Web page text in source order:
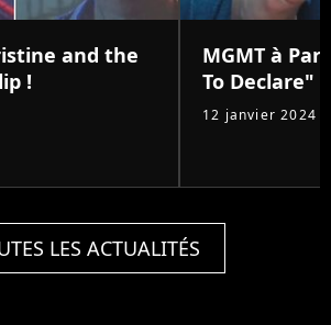
and the
!
MGMT à
To Declare"
12 janvier 2024
LES ACTUALITÉS